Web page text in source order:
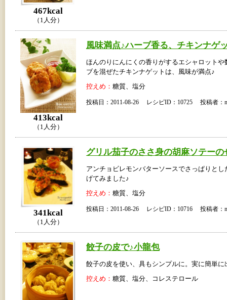
467kcal
（1人分）
413kcal
（1人分）
風味満点♪ハーブ香る、チキンナゲ
ほんのりにんにくの香りがするエシャロットや
ブを混ぜたチキンナゲットは、風味が満点♪
控えめ： 糖質、塩分
投稿日：2011-08-26 レシピID：10725 投稿者：
341kcal
（1人分）
グリル茄子のささ身の胡麻ソテーの
アンチョビレモンバターソースでさっぱりとし
げてみました♪
控えめ： 糖質、塩分
投稿日：2011-08-26 レシピID：10716 投稿者：
餃子の皮で♪小龍包
餃子の皮を使い、具もシンプルに。実に簡単に
控えめ： 糖質、塩分、コレステロール